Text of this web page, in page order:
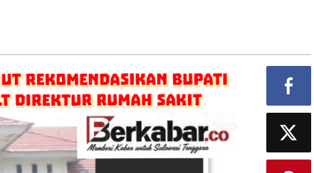
PLT
Direktur
Rumah
Sakit